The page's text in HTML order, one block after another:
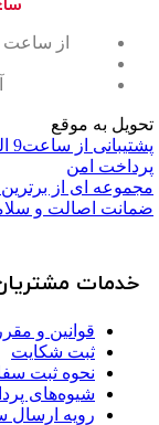
از ساعت ۹ صبح الی ۹ شب پاسخگوی شما هستیم.
تحویل به موقع
پشتیبانی از ساعت9 الی 21
پرداخت امن
مجموعه ای از برترین
ضمانت اصالت و
خدمات
قوانین و
ثبت شکایت
نحوه ثبت
شیوه‌های
رویه